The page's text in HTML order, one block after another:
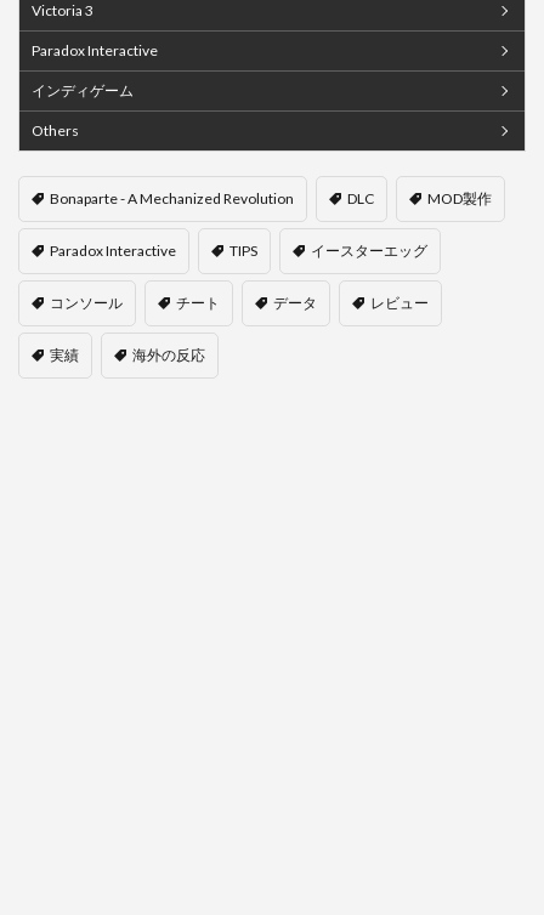
Victoria 3
Paradox Interactive
インディゲーム
Others
Bonaparte - A Mechanized Revolution DLC MOD製作
Paradox Interactive TIPS イースターエッグ
コンソール チート データ レビュー
実績 海外の反応